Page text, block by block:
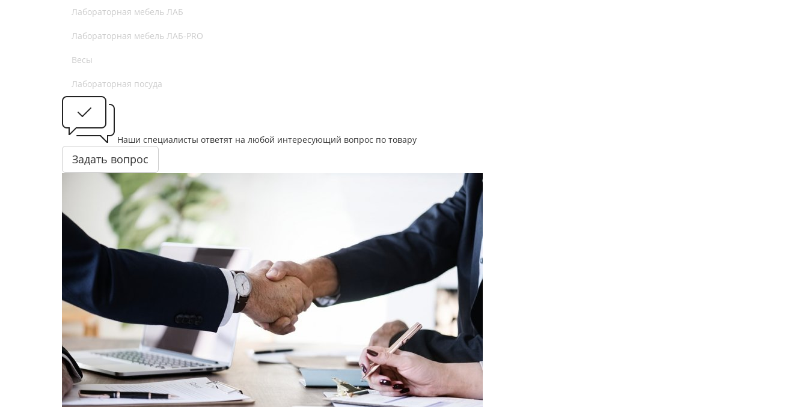
Лабораторная мебель ЛАБ
Лабораторная мебель ЛАБ-PRO
Весы
Лабораторная посуда
Наши специалисты ответят на любой интересующий вопрос по товару
Задать вопрос